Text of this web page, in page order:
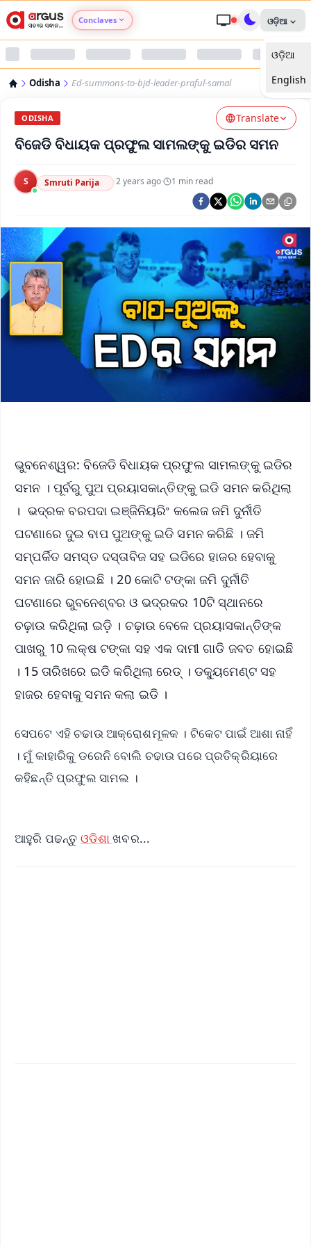
Conclaves
Argus Nari Shakti
Argus Swaad Odisha
Argus Chalo Dekhein Apna Desh
ଓଡ଼ିଆ
ଓଡ଼ିଆ
English
Odisha Ed-summons-to-bjd-leader-praful-samal
ODISHA Translate
ବିଜେଡି ବିଧାୟକ ପ୍ରଫୁଲ ସାମଲଙ୍କୁ ଇଡିର ସମନ
S Smruti Parija ·2 years ago· 1 min read
ଭୁବନେଶ୍ୱର: ବିଜେଡି ବିଧାୟକ ପ୍ରଫୁଲ ସାମଲଙ୍କୁ ଇଡିର
ସମନ । ପୂର୍ବରୁ ପୁଅ ପ୍ରୟାସକାନ୍ତିଙ୍କୁ ଇଡି ସମନ କରିଥିଲା
। ଭଦ୍ରକ ବରପଦା ଇଞ୍ଜିନିୟରିଂ କଲେଜ ଜମି ଦୁର୍ନୀତି
ଘଟଣାରେ ଦୁଇ ବାପ ପୁଅଙ୍କୁ ଇଡି ସମନ କରିଛି । ଜମି
ସମ୍ପର୍କିତ ସମସ୍ତ ଦସ୍ତାବିଜ ସହ ଇଡିରେ ହାଜର ହେବାକୁ
ସମନ ଜାରି ହୋଇଛି । 20 କୋଟି ଟଙ୍କା ଜମି ଦୁର୍ନୀତି
ଘଟଣାରେ ଭୁବନେଶ୍ବର ଓ ଭଦ୍ରକର 10ଟି ସ୍ଥାନରେ
ଚଢ଼ାଉ କରିଥିଲା ଇଡ଼ି । ଚଢ଼ାଉ ବେଳେ ପ୍ରୟାସକାନ୍ତିଙ୍କ
ପାଖରୁ 10 ଲକ୍ଷ ଟଙ୍କା ସହ ଏକ ଦାମୀ ଗାଡି ଜବତ ହୋଇଛି
। 15 ତାରିଖରେ ଇଡି କରିଥିଲା ରେଡ୍ । ଡକ୍ୟୁମେଣ୍ଟ ସହ
ହାଜର ହେବାକୁ ସମନ କଲା ଇଡି ।
ସେପଟେ ଏହି ଚଢାଉ ଆକ୍ରୋଶମୂଳକ । ଟିକେଟ ପାଇଁ ଆଶା ନାହିଁ
। ମୁଁ କାହାରିକୁ ଡରେନି ବୋଲି ଚଢାଉ ପରେ ପ୍ରତିକ୍ରିୟାରେ
କହିଛନ୍ତି ପ୍ରଫୁଲ ସାମଲ ।
ଆହୁରି ପଢନ୍ତୁ ଓଡିଶାଖବର...